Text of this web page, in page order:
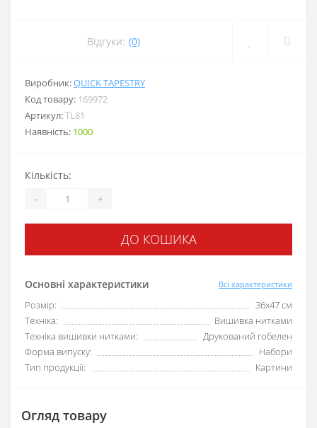
Відгуки: (0)
Виробник:QUICK TAPESTRY
Код товару: 169972
Артикул:TL81
Наявність: 1000
Основні характеристики Всі характеристики
Розмір:
36х47 см
Техніка:
Вишивка нитками
Техніка вишивки нитками:
Друкований гобелен
Форма випуску:
Набори
Тип продукції:
Картини
Кількість:
- +
ДО КОШИКА
Огляд товару